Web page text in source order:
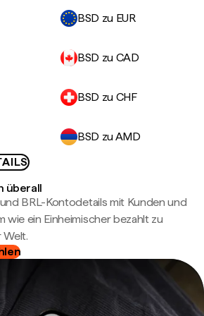
BSD zu EUR
BSD zu CAD
BSD zu CHF
BSD zu AMD
überall
und BRL-Kontodetails mit Kunden und
wie ein Einheimischer bezahlt zu
Welt.